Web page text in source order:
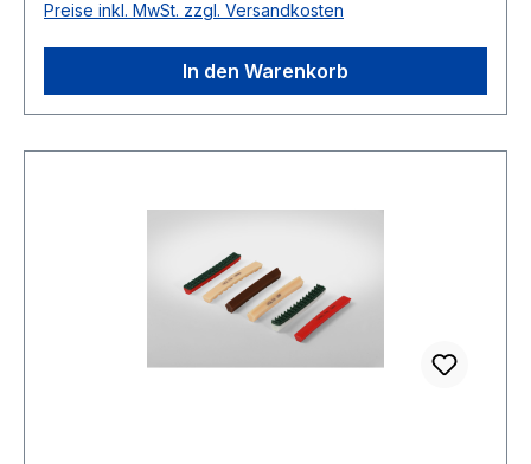
Shorehärte 95° Shore A
Preise inkl. MwSt. zzgl. Versandkosten
In den Warenkorb